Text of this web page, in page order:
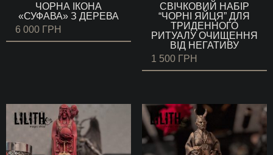
ЧОРНА ІКОНА
«СУФАВА» З ДЕРЕВА
6 000 ГРН
СВІЧКОВИЙ НАБІР
“ЧОРНІ ЯЙЦЯ” ДЛЯ
ТРИДЕННОГО
РИТУАЛУ ОЧИЩЕННЯ
ВІД НЕГАТИВУ
1 500 ГРН